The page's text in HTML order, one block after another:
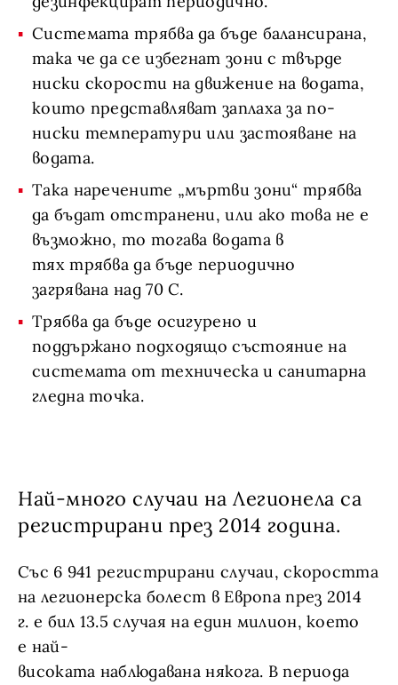
Системата трябва да бъде балансирана,
така че да се избегнат зони с твърде
ниски скорости на движение на водата,
които представляват заплаха за по-
ниски температури или застояване на
водата.
Така наречените „мъртви зони“ трябва
да бъдат отстранени, или ако това не е
възможно, то тогава водата в
тях трябва да бъде периодично
загрявана над 70 С.
Трябва да бъде осигурено и
поддържано подходящо състояние на
системата от техническа и санитарна
гледна точка.
Най-много случаи на Легионела са
регистрирани през 2014 година.
Със 6 941 регистрирани случаи, скоростта
на легионерска болест в Европа през 2014
г. е бил 13.5 случая на един милион, което
е най-
високата наблюдавана някога. В периода